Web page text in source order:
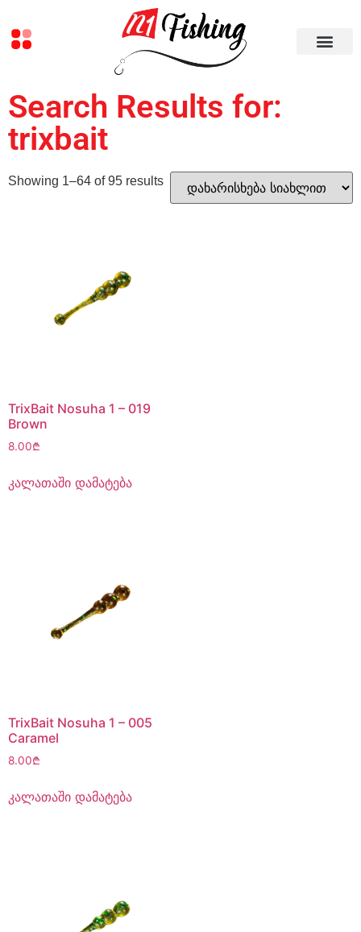
Search Results for:
trixbait
Showing 1–64 of 95 results
TrixBait Nosuha 1 – 019
Brown
8.00₾
კალათაში დამატება
TrixBait Nosuha 1 – 005
Caramel
8.00₾
კალათაში დამატება